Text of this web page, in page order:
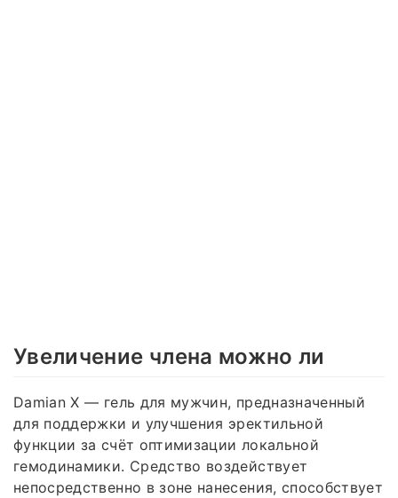
Увеличение члена можно ли
Damian X — гель для мужчин, предназначенный
для поддержки и улучшения эректильной
функции за счёт оптимизации локальной
гемодинамики. Средство воздействует
непосредственно в зоне нанесения, способствует